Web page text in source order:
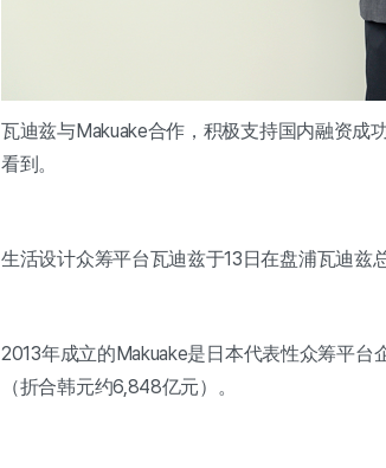
瓦迪兹与Makuake合作，积极支持国内融资成
看到。
生活设计众筹平台瓦迪兹于13日在盘浦瓦迪兹
2013年成立的Makuake是日本代表性众筹平
（折合韩元约6,848亿元）。